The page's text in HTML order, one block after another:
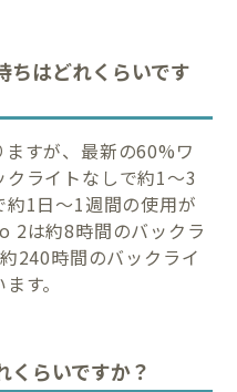
ちはどれくらいです
すが、最新の60%ワ
ライトなしで約1〜3
1日〜1週間の使用が
2は約8時間のバックラ
240時間のバックライ
す。
くらいですか？